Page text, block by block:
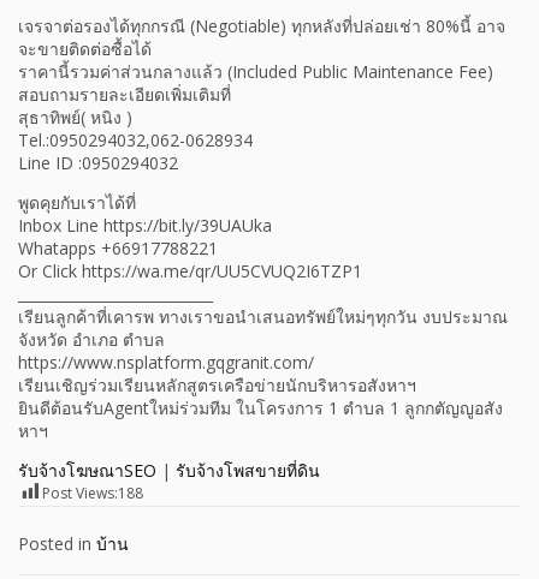
เจรจาต่อรองได้ทุกกรณี (Negotiable) ทุกหลังที่ปล่อยเช่า 80%นี้ อาจ
จะขายติดต่อซื้อได้
ราคานี้รวมค่าส่วนกลางแล้ว (Included Public Maintenance Fee)
สอบถามรายละเอียดเพิ่มเติมที่
สุธาทิพย์( หนิง )
Tel.:0950294032,062-0628934
Line ID :0950294032
พูดคุยกับเราได้ที่
Inbox Line https://bit.ly/39UAUka
Whatapps +66917788221
Or Click https://wa.me/qr/UU5CVUQ2I6TZP1
เรียนลูกค้าที่เคารพ ทางเราขอนำเสนอทรัพย์ใหม่ๆทุกวัน งบประมาณ
จังหวัด อำเภอ ตำบล
https://www.nsplatform.gqgranit.com/
เรียนเชิญร่วมเรียนหลักสูตรเครือข่ายนักบริหารอสังหาฯ
ยินดีต้อนรับAgentใหม่ร่วมทีม ในโครงการ 1 ตำบล 1 ลูกกตัญญูอสัง
หาฯ
รับจ้างโฆษณาSEO | รับจ้างโพสขายที่ดิน
Post Views:188
Posted in บ้าน